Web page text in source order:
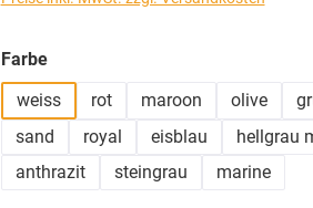
Farbeauswählen
weiss
rot maroon olive
sand
royal eisblau hellgrau
anthrazit
steingrau marine